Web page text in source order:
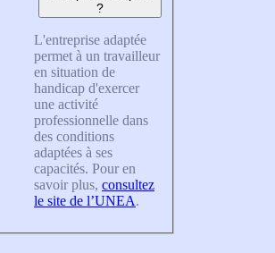
?
L'entreprise adaptée
permet à un travailleur
en situation de
handicap d'exercer
une activité
professionnelle dans
des conditions
adaptées à ses
capacités. Pour en
savoir plus, consultez
le site de l’UNEA.